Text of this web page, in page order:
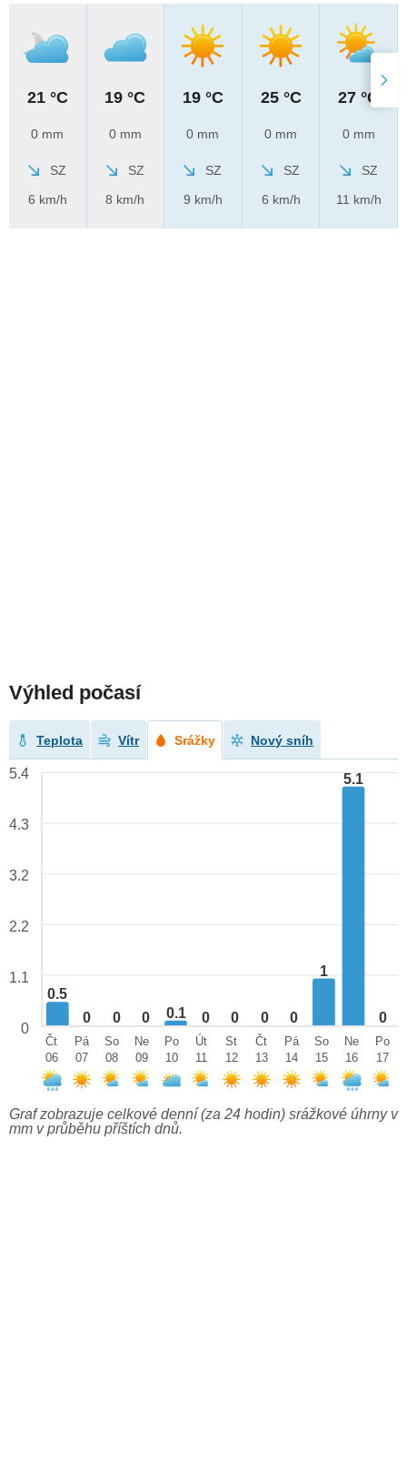
21 °C
0 mm
SZ
6 km/h
19 °C
0 mm
SZ
8 km/h
19 °C
0 mm
SZ
9 km/h
25 °C
0 mm
SZ
6 km/h
27 °C
0 mm
SZ
11 km/h
Výhled počasí
Teplota Vítr Srážky Nový sníh
0.5
0 0 0 0.1 0 0 0 0
1
5.1
0
5.4
4.3
3.2
2.2
1.1
0
Čt
06
Pá
07
So
08
Ne
09
Po
10
Út
11
St
12
Čt
13
Pá
14
So
15
Ne
16
Po
17
Graf zobrazuje celkové denní (za 24 hodin) srážkové úhrny v
mm v průběhu příštích dnů.